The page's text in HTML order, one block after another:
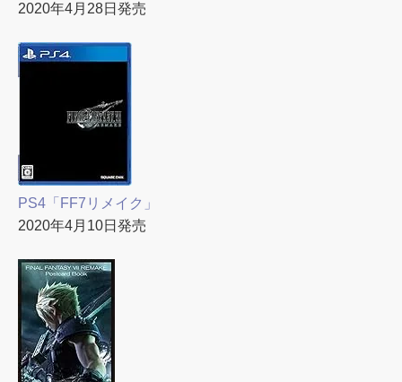
2020年4月28日発売
PS4「FF7リメイク」
2020年4月10日発売